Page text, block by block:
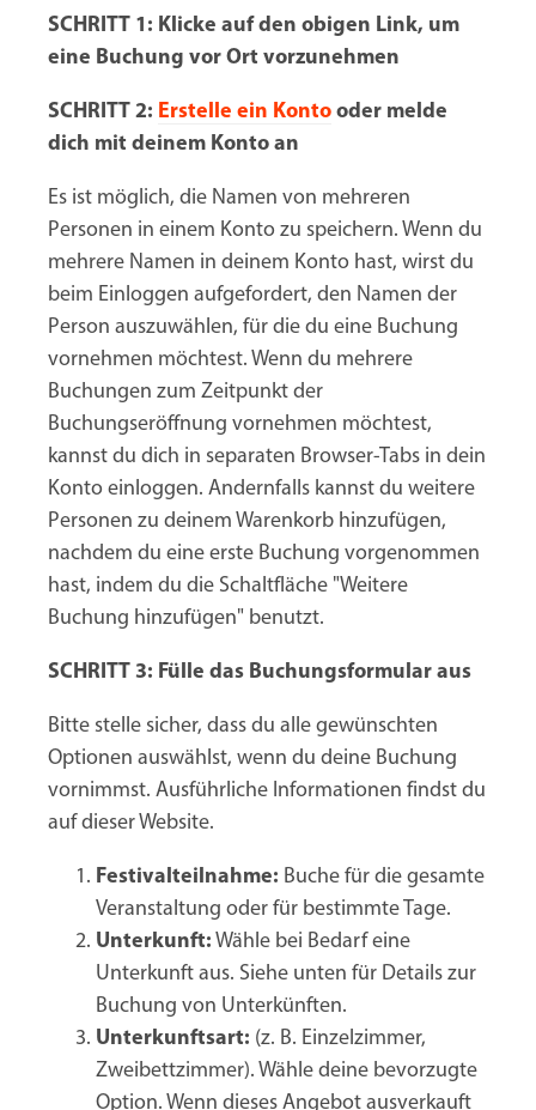
SCHRITT 1: Klicke auf den obigen Link, um
eine Buchung vor Ort vorzunehmen
SCHRITT 2: Erstelle ein Konto oder melde
dich mit deinem Konto an
Es ist möglich, die Namen von mehreren
Personen in einem Konto zu speichern. Wenn du
mehrere Namen in deinem Konto hast, wirst du
beim Einloggen aufgefordert, den Namen der
Person auszuwählen, für die du eine Buchung
vornehmen möchtest. Wenn du mehrere
Buchungen zum Zeitpunkt der
Buchungseröffnung vornehmen möchtest,
kannst du dich in separaten Browser-Tabs in dein
Konto einloggen. Andernfalls kannst du weitere
Personen zu deinem Warenkorb hinzufügen,
nachdem du eine erste Buchung vorgenommen
hast, indem du die Schaltfläche "Weitere
Buchung hinzufügen" benutzt.
SCHRITT 3: Fülle das Buchungsformular aus
Bitte stelle sicher, dass du alle gewünschten
Optionen auswählst, wenn du deine Buchung
vornimmst. Ausführliche Informationen findst du
auf dieser Website.
Festivalteilnahme: Buche für die gesamte
Veranstaltung oder für bestimmte Tage.
Unterkunft: Wähle bei Bedarf eine
Unterkunft aus. Siehe unten für Details zur
Buchung von Unterkünften.
Unterkunftsart: (z. B. Einzelzimmer,
Zweibettzimmer). Wähle deine bevorzugte
Option. Wenn dieses Angebot ausverkauft